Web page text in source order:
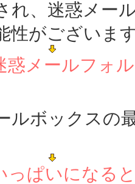
れ、迷惑メー
性がございま
惑メールフォ
ルボックスの
っぱいになる